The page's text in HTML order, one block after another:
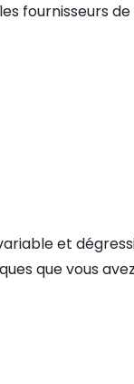
fournisseurs de
et
que vous